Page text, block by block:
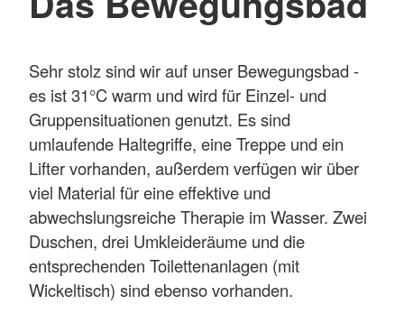
Sehr stolz sind wir auf unser Bewegungsbad -
es ist 31°C warm und wird für Einzel- und
Gruppensituationen genutzt. Es sind
umlaufende Haltegriffe, eine Treppe und ein
Lifter vorhanden, außerdem verfügen wir über
viel Material für eine effektive und
abwechslungsreiche Therapie im Wasser. Zwei
Duschen, drei Umkleideräume und die
entsprechenden Toilettenanlagen (mit
Wickeltisch) sind ebenso vorhanden.